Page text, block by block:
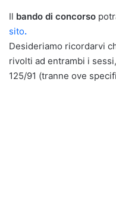
Il bando di concorso
sito.
Desideriamo ricordarvi
rivolti ad entrambi i
125/91 (tranne ove